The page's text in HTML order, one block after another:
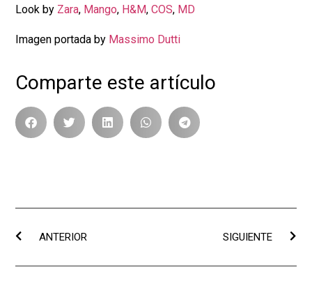
Look by Zara, Mango, H&M,COS, MD
Imagen portada by Massimo Dutti
Comparte este artículo
ANTERIOR SIGUIENTE